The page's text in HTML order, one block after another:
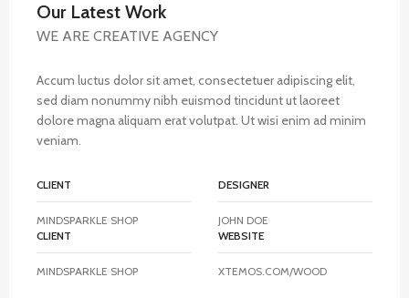
Our Latest Work
WE ARE CREATIVE AGENCY
Accum luctus dolor sit amet, consectetuer adipiscing elit,
sed diam nonummy nibh euismod tincidunt ut laoreet
dolore magna aliquam erat volutpat. Ut wisi enim ad minim
veniam.
CLIENT
MINDSPARKLE SHOP
DESIGNER
JOHN DOE
CLIENT
MINDSPARKLE SHOP
WEBSITE
XTEMOS.COM/WOOD